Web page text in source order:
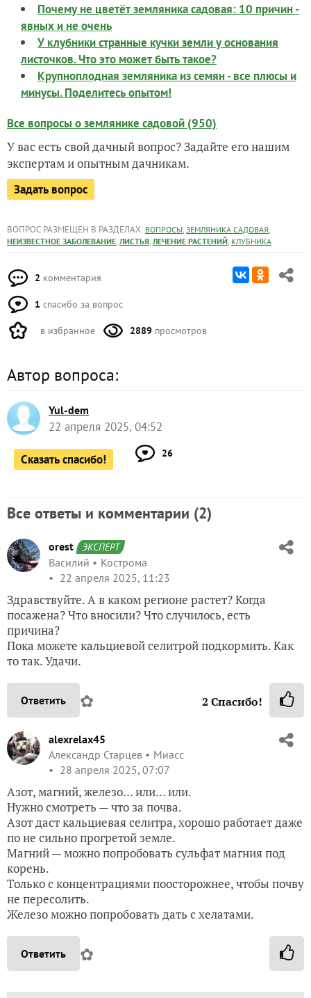
Почему не цветёт земляника садовая: 10 причин -
явных и не очень
У клубники странные кучки земли у основания
листочков. Что это может быть такое?
Крупноплодная земляника из семян - все плюсы и
минусы. Поделитесь опытом!
Все вопросы о землянике садовой (950)
У вас есть свой дачный вопрос? Задайте его нашим
экспертам и опытным дачникам.
Задать вопрос
ВОПРОС РАЗМЕЩЕН В РАЗДЕЛАХ: ВОПРОСЫ, ЗЕМЛЯНИКА САДОВАЯ,
НЕИЗВЕСТНОЕ ЗАБОЛЕВАНИЕ, ЛИСТЬЯ, ЛЕЧЕНИЕ РАСТЕНИЙ, КЛУБНИКА
2 комментария
1 спасибо за вопрос
в избранное 2889 просмотров
Автор вопроса:
Yul-dem
22 апреля 2025, 04:52
Сказать спасибо! 26
Все ответы и комментарии (2)
orest ЭКСПЕРТ
Василий
Кострома
22 апреля 2025, 11:23
Здравствуйте. А в каком регионе растет? Когда
посажена? Что вносили? Что случилось, есть
причина?
Пока можете кальциевой селитрой подкормить. Как
то так. Удачи.
Ответить ✿ 2 Спасибо!
alexrelax45
Александр Старцев
Миасс
28 апреля 2025, 07:07
Азот, магний, железо… или… или.
Нужно смотреть — что за почва.
Азот даст кальциевая селитра, хорошо работает даже
по не сильно прогретой земле.
Магний — можно попробовать сульфат магния под
корень.
Только с концентрациями поосторожнее, чтобы почву
не пересолить.
Железо можно попробовать дать с хелатами.
Ответить ✿